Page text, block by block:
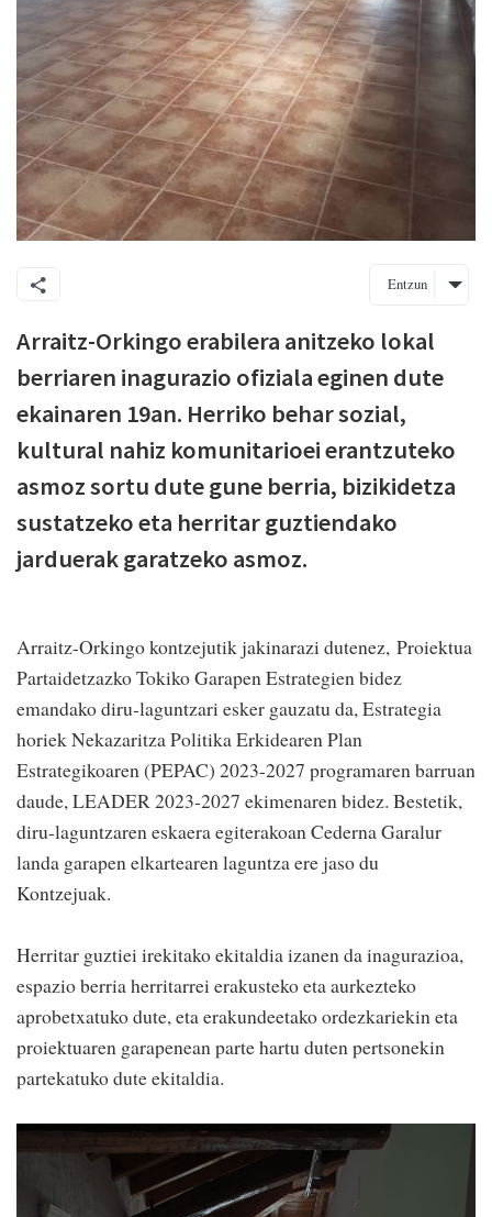
Entzun
Arraitz-Orkingo erabilera anitzeko lokal
berriaren inagurazio ofiziala eginen dute
ekainaren 19an. Herriko behar sozial,
kultural nahiz komunitarioei erantzuteko
asmoz sortu dute gune berria, bizikidetza
sustatzeko eta herritar guztiendako
jarduerak garatzeko asmoz.
Arraitz-Orkingo kontzejutik jakinarazi dutenez, Proiektua
Partaidetzazko Tokiko Garapen Estrategien bidez
emandako diru-laguntzari esker gauzatu da, Estrategia
horiek Nekazaritza Politika Erkidearen Plan
Estrategikoaren (PEPAC) 2023-2027 programaren barruan
daude, LEADER 2023-2027 ekimenaren bidez. Bestetik,
diru-laguntzaren eskaera egiterakoan Cederna Garalur
landa garapen elkartearen laguntza ere jaso du
Kontzejuak.
Herritar guztiei irekitako ekitaldia izanen da inagurazioa,
espazio berria herritarrei erakusteko eta aurkezteko
aprobetxatuko dute, eta erakundeetako ordezkariekin eta
proiektuaren garapenean parte hartu duten pertsonekin
partekatuko dute ekitaldia.